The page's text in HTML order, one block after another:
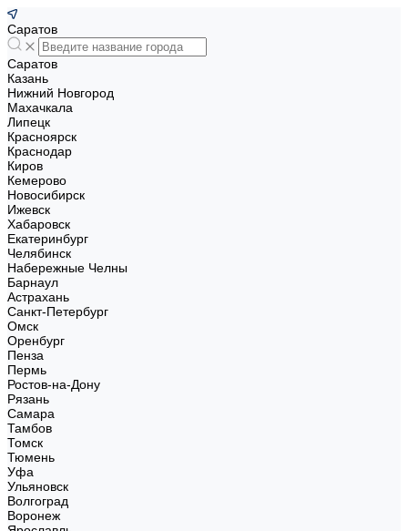
Саратов
Саратов
Казань
Нижний Новгород
Махачкала
Липецк
Красноярск
Краснодар
Киров
Кемерово
Новосибирск
Ижевск
Хабаровск
Екатеринбург
Челябинск
Набережные Челны
Барнаул
Астрахань
Санкт-Петербург
Омск
Оренбург
Пенза
Пермь
Ростов-на-Дону
Рязань
Самара
Тамбов
Томск
Тюмень
Уфа
Ульяновск
Волгоград
Воронеж